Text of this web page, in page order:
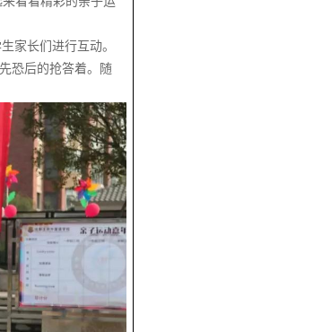
家长们进行互动。
恐后的抢答着。随